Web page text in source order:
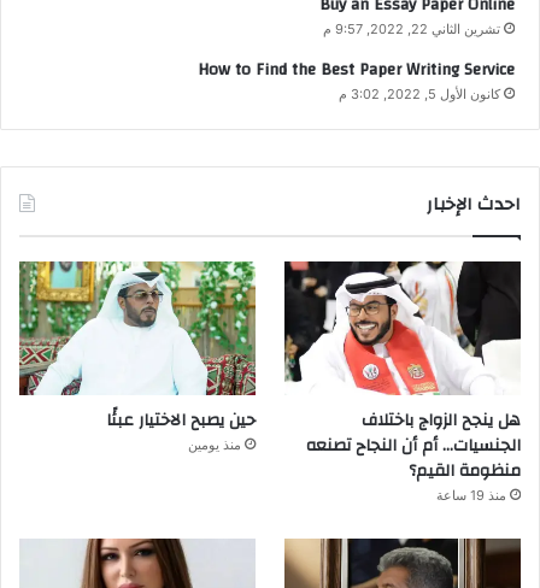
تشرين الثاني 22, 2022, 9:57 م
How to Find the Best Paper Writing Service
كانون الأول 5, 2022, 3:02 م
احدث الإخبار
هل ينجح الزواج باختلاف
الجنسيات… أم أن النجاح تصنعه
منظومة القيم؟
منذ 19 ساعة
حين يصبح الاختيار عبئًا
منذ يومين